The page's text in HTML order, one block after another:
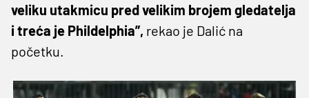
veliku utakmicu pred velikim brojem gledatelja
i treća je Phildelphia”, rekao je Dalić na
početku.